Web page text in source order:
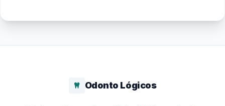
Odonto Lógicos